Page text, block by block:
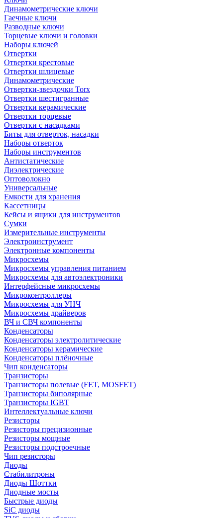
Динамометрические ключи
Гаечные ключи
Разводные ключи
Торцевые ключи и головки
Наборы ключей
Отвертки
Отвертки крестовые
Отвертки шлицевые
Динамометрические
Отвертки-звездочки Torx
Отвертки шестигранные
Отвертки керамические
Отвертки торцевые
Отвертки с насадками
Биты для отверток, насадки
Наборы отверток
Наборы инструментов
Антистатические
Диэлектрические
Оптоволокно
Универсальные
Емкости для хранения
Кассетницы
Кейсы и ящики для инструментов
Сумки
Измерительные инструменты
Электроинструмент
Электронные компоненты
Микросхемы
Микросхемы управления питанием
Микросхемы для автоэлектроники
Интерфейсные микросхемы
Микроконтроллеры
Микросхемы для УНЧ
Микросхемы драйверов
ВЧ и СВЧ компоненты
Конденсаторы
Конденсаторы электролитические
Конденсаторы керамические
Конденсаторы плёночные
Чип конденсаторы
Транзисторы
Транзисторы полевые (FET, MOSFET)
Транзисторы биполярные
Транзисторы IGBT
Интеллектуальные ключи
Резисторы
Резисторы прецизионные
Резисторы мощные
Резисторы подстроечные
Чип резисторы
Диоды
Стабилитроны
Диоды Шоттки
Диодные мосты
Быстрые диоды
SiC диоды